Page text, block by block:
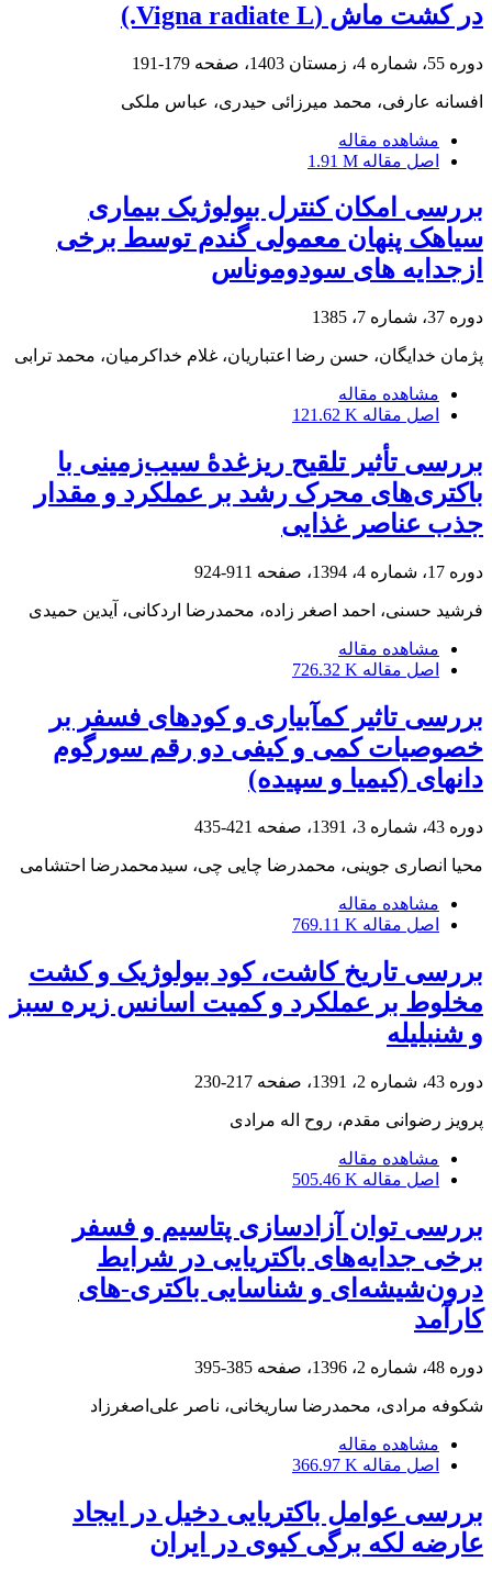
در کشت ماش (Vigna radiate L.)
دوره 55، شماره 4، زمستان 1403، صفحه 179-191
افسانه عارفی، محمد میرزائی حیدری، عباس ملکی
مشاهده مقاله
اصل مقاله 1.91 M
بررسی امکان کنترل بیولوژیک بیماری
سیاهک پنهان معمولی گندم توسط برخی
ازجدایه های سودوموناس
دوره 37، شماره 7، 1385
پژمان خدایگان، حسن رضا اعتباریان، غلام خداکرمیان، محمد ترابی
مشاهده مقاله
اصل مقاله 121.62 K
بررسی تأثیر تلقیح ریزغدۀ سیب‌زمینی با
باکتری‌های محرک رشد بر عملکرد و مقدار
جذب عناصر غذایی
دوره 17، شماره 4، 1394، صفحه 911-924
فرشید حسنی، احمد اصغر زاده، محمدرضا اردکانی، آیدین حمیدی
مشاهده مقاله
اصل مقاله 726.32 K
بررسی تاثیر کم‏آبیاری و کودهای فسفر بر
خصوصیات‏ کمی و کیفی دو رقم سورگوم
دانه‏ای (کیمیا و سپیده)
دوره 43، شماره 3، 1391، صفحه 421-435
محیا انصاری جوینی، محمدرضا چایی چی، سیدمحمدرضا احتشامی
مشاهده مقاله
اصل مقاله 769.11 K
بررسی تاریخ‏ کاشت، کود بیولوژیک و کشت
مخلوط بر عملکرد و کمیت اسانس زیره سبز
و شنبلیله
دوره 43، شماره 2، 1391، صفحه 217-230
پرویز رضوانی مقدم، روح اله مرادی
مشاهده مقاله
اصل مقاله 505.46 K
بررسی توان آزادسازی پتاسیم و فسفر
برخی جدایه‌های باکتریایی در شرایط
درون‌شیشه‌ای و شناسایی باکتری-های
کارآمد
دوره 48، شماره 2، 1396، صفحه 385-395
شکوفه مرادی، محمدرضا ساریخانی، ناصر علی‌اصغرزاد
مشاهده مقاله
اصل مقاله 366.97 K
بررسی عوامل باکتریایی دخیل در ایجاد
عارضه لکه برگی کیوی در ایران